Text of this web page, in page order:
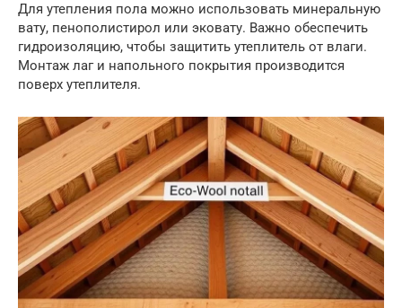
Для утепления пола можно использовать минеральную
вату, пенополистирол или эковату. Важно обеспечить
гидроизоляцию, чтобы защитить утеплитель от влаги.
Монтаж лаг и напольного покрытия производится
поверх утеплителя.